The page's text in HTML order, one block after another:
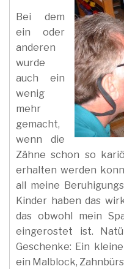
Bei dem
ein oder
anderen
wurde
auch ein
wenig
mehr
gemacht,
wenn die
Zähne schon so
erhalten werden
all meine
Kinder haben das
das obwohl mein
eingerostet ist.
Geschenke: Ein
ein Malblock,